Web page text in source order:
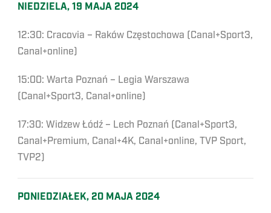
NIEDZIELA, 19 MAJA 2024
12:30: Cracovia – Raków Częstochowa (Canal+Sport3,
Canal+online)
15:00: Warta Poznań – Legia Warszawa
(Canal+Sport3, Canal+online)
17:30: Widzew Łódź – Lech Poznań (Canal+Sport3,
Canal+Premium, Canal+4K, Canal+online, TVP Sport,
TVP2)
PONIEDZIAŁEK, 20 MAJA 2024